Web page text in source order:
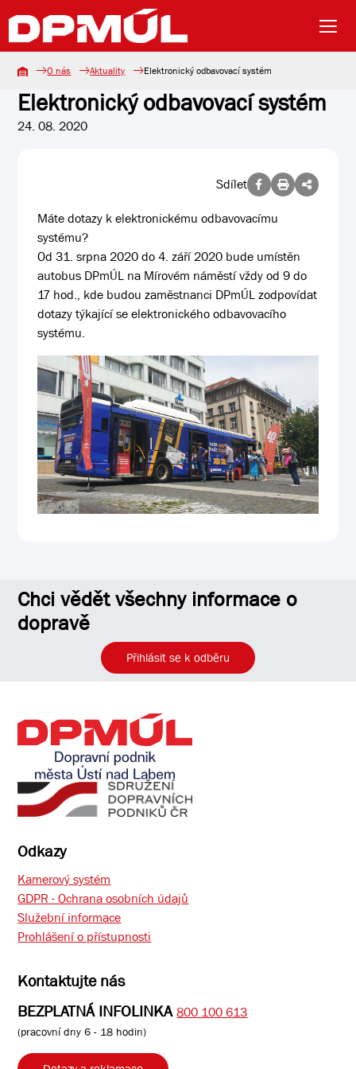
O nás Aktuality Elektronický odbavovací systém
Elektronický odbavovací systém
24. 08. 2020
Sdílet
Máte dotazy k elektronickému odbavovacímu
systému?
Od 31. srpna 2020 do 4. září 2020 bude umístěn
autobus DPmÚL na Mírovém náměstí vždy od 9 do
17 hod., kde budou zaměstnanci DPmÚL zodpovídat
dotazy týkající se elektronického odbavovacího
systému.
Chci vědět všechny informace o
dopravě
Přihlásit se k odběru
Odkazy
Kamerový systém
GDPR - Ochrana osobních údajů
Služební informace
Prohlášení o přístupnosti
Kontaktujte nás
BEZPLATNÁ INFOLINKA 800 100 613
(pracovní dny 6 - 18 hodin)